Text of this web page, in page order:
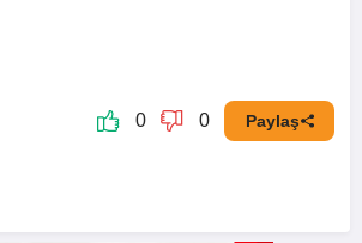
0 0 Paylaş